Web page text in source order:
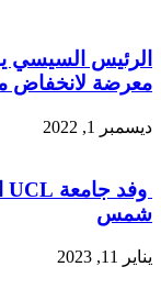
الرئيس السيسي
معرضة لانخفاض
ديسمبر 1, 2022
شمس
يناير 11, 2023